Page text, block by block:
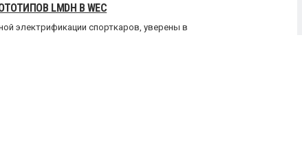
LMDH В WEC
электрификации спорткаров, уверены в